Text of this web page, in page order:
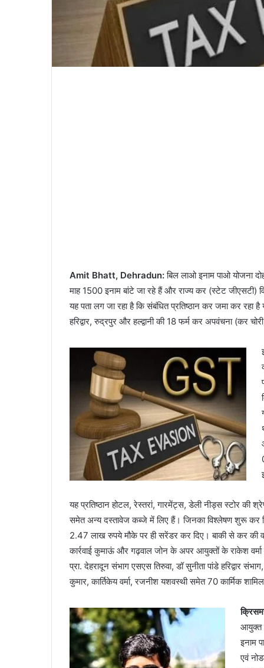
Amit Bhatt, Dehradun:बिल लाओ इनाम पाओ योजना
माह 1500 इनाम बांटे जा रहे हैं और राज्य कर (स्टेट जीएसटी)
यह पता लग जा रहा है कि संबंधित प्रतिष्ठान कर जमा कर रहा है
हरिद्वार, रुद्रपुर और हल्द्वानी की 18 फर्म कर अपवंचना (कर
यह प्रतिष्ठान होटल, रेस्तरां, गारमेंट्स, डेली नीड्स स्टोर
समेत अन्य दस्तावेज कब्जे में लिए हैं। जिनका विश्लेषण शुरू कर
2.47 लाख रुपये मौके पर ही सरेंडर कर दिए। बाकी से कर
कार्रवाई कुमाऊं और गढ़वाल जोन के अपर आयुक्तों के राकेश
प्रा. देहरादून संभाग एसएस तिरुवा, डॉ सुनीता पांडे हरिद्वार
कुमार, कार्तिकेय वर्मा, रजनीश यशवस्थी समेत 70 कार्मिक
आयुक्त
इनाम
एवं
जवान
ने
नर्स
को
इतना